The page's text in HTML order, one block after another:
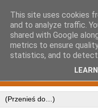
This site uses cookies
and to analyze traffic.
shared with Google
metrics to ensure
statistics, and to detect